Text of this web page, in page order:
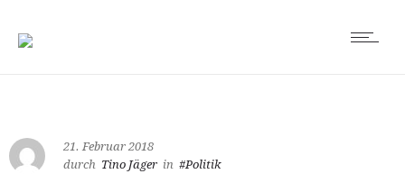
21. Februar 2018
durch Tino Jäger in #Politik